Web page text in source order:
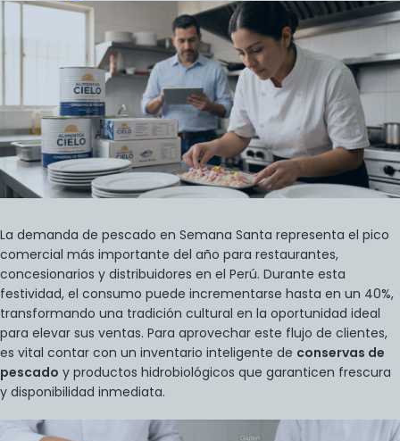
La demanda de pescado en Semana Santa representa el pico
comercial más importante del año para restaurantes,
concesionarios y distribuidores en el Perú. Durante esta
festividad, el consumo puede incrementarse hasta en un 40%,
transformando una tradición cultural en la oportunidad ideal
para elevar sus ventas. Para aprovechar este flujo de clientes,
es vital contar con un inventario inteligente de conservas de
pescado y productos hidrobiológicos que garanticen frescura
y disponibilidad inmediata.